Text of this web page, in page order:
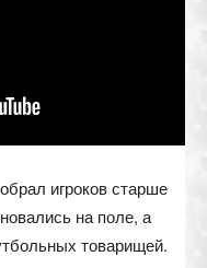
игроков старше
на поле, а
товарищей.